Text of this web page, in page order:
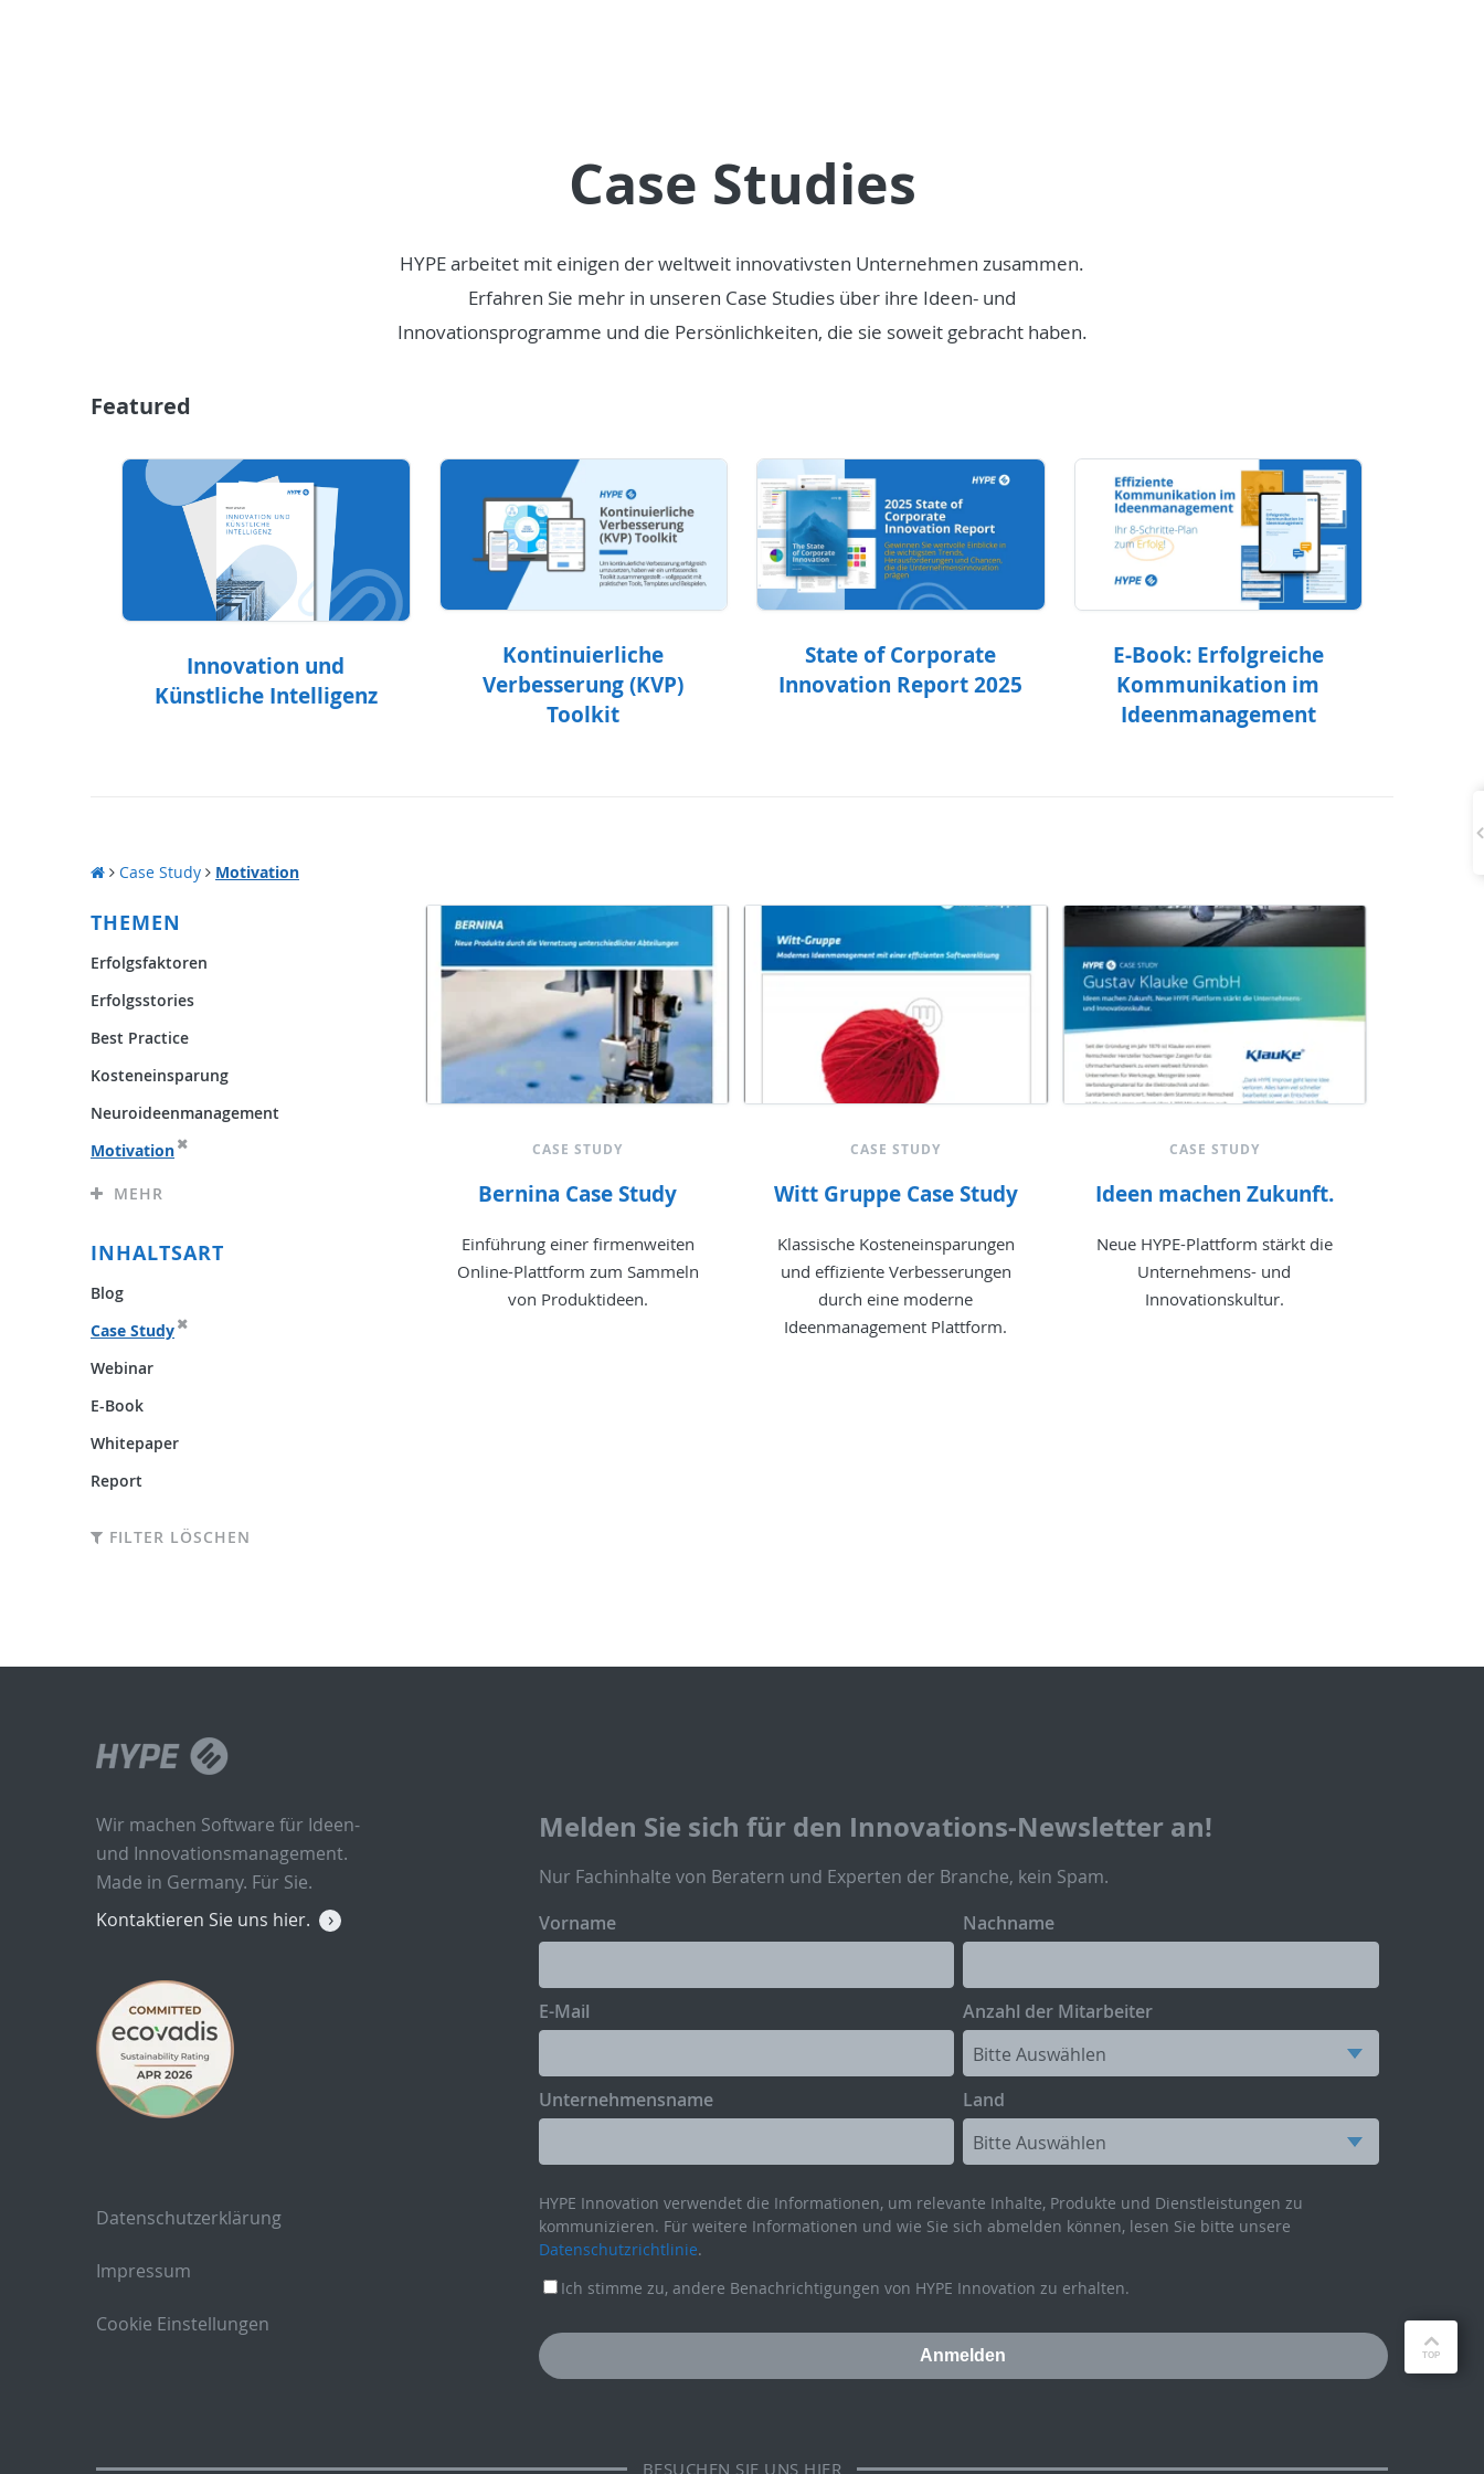
Case Studies
HYPE arbeitet mit einigen der weltweit innovativsten Unternehmen zusammen.
Erfahren Sie mehr in unseren Case Studies über ihre Ideen- und
Innovationsprogramme und die Persönlichkeiten, die sie soweit gebracht haben.
Featured
Innovation und
Künstliche Intelligenz
Kontinuierliche
Verbesserung (KVP)
Toolkit
State of Corporate
Innovation Report 2025
E-Book: Erfolgreiche
Kommunikation im
Ideenmanagement
Case Study Motivation
THEMEN
Erfolgsfaktoren
Erfolgsstories
Best Practice
Kosteneinsparung
Neuroideenmanagement
Motivation
MEHR
INHALTSART
Blog
Case Study
Webinar
E-Book
Whitepaper
Report
FILTER LÖSCHEN
CASE STUDY
Bernina Case Study
Einführung einer firmenweiten
Online-Plattform zum Sammeln
von Produktideen.
CASE STUDY
Witt Gruppe Case Study
Klassische Kosteneinsparungen
und effiziente Verbesserungen
durch eine moderne
Ideenmanagement Plattform.
CASE STUDY
Ideen machen Zukunft.
Neue HYPE-Plattform stärkt die
Unternehmens- und
Innovationskultur.
Wir machen Software für Ideen-
und Innovationsmanagement.
Made in Germany. Für Sie.
Kontaktieren Sie uns hier.
Datenschutzerklärung
Impressum
Cookie Einstellungen
Melden Sie sich für den Innovations-Newsletter an!
Nur Fachinhalte von Beratern und Experten der Branche, kein Spam.
Vorname
Nachname
E-Mail Anzahl der Mitarbeiter
Unternehmensname Land
HYPE Innovation verwendet die Informationen, um relevante Inhalte, Produkte und Dienstleistungen zu
kommunizieren. Für weitere Informationen und wie Sie sich abmelden können, lesen Sie bitte unsere
Datenschutzrichtlinie.
Ich stimme zu, andere Benachrichtigungen von HYPE Innovation zu erhalten.
BESUCHEN SIE UNS HIER